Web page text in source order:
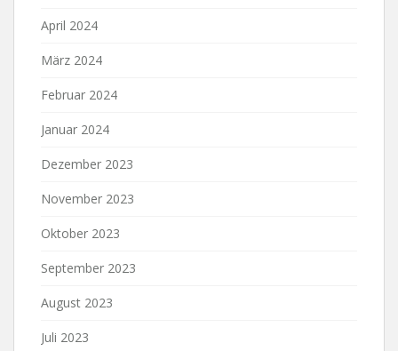
April 2024
März 2024
Februar 2024
Januar 2024
Dezember 2023
November 2023
Oktober 2023
September 2023
August 2023
Juli 2023